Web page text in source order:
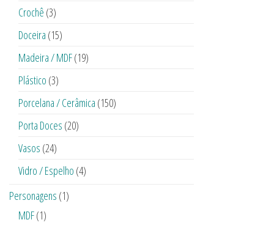
Crochê (3)
Doceira (15)
Madeira / MDF(19)
Plástico (3)
Porcelana / Cerâmica (150)
Porta Doces (20)
Vasos (24)
Vidro / Espelho (4)
Personagens (1)
MDF(1)